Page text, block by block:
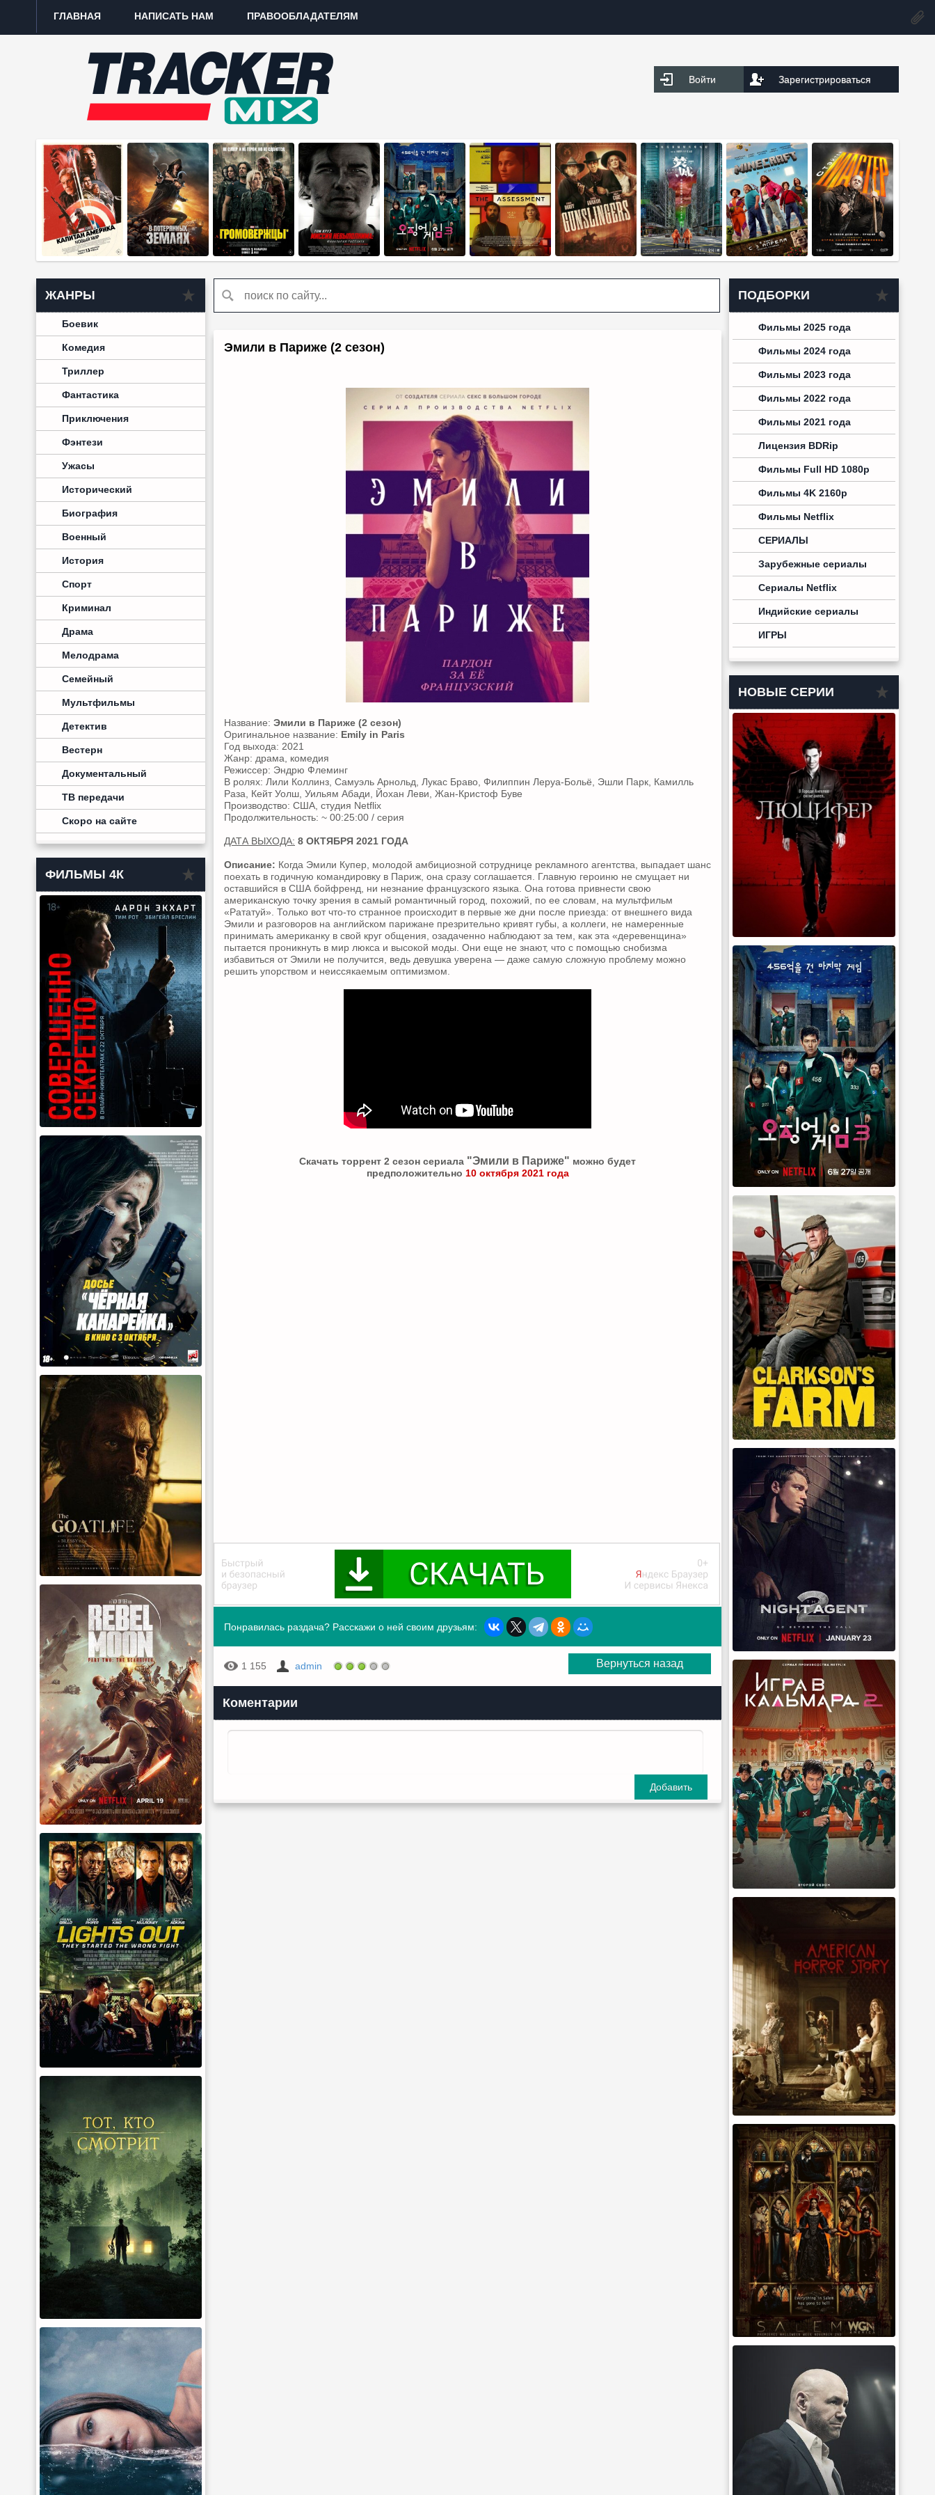
ГЛАВНАЯ НАПИСАТЬ НАМ ПРАВООБЛАДАТЕЛЯМ
Войти Зарегистрироваться
ЖАНРЫ
Боевик
Комедия
Триллер
Фантастика
Приключения
Фэнтези
Ужасы
Исторический
Биография
Военный
История
Спорт
Криминал
Драма
Мелодрама
Семейный
Мультфильмы
Детектив
Вестерн
Документальный
ТВ передачи
Скоро на сайте
ФИЛЬМЫ 4К
Эмили в Париже (2 сезон)
Название: Эмили в Париже (2 сезон)
Оригинальное название: Emily in Paris
Год выхода: 2021
Жанр: драма, комедия
Режиссер: Эндрю Флеминг
В ролях: Лили Коллинз, Самуэль Арнольд, Лукас Браво, Филиппин Леруа-Больё, Эшли Парк, Камилль
Раза, Кейт Уолш, Уильям Абади, Йохан Леви, Жан-Кристоф Буве
Производство: США, студия Netflix
Продолжительность: ~ 00:25:00 / серия
ДАТА ВЫХОДА: 8 ОКТЯБРЯ 2021 ГОДА
Описание: Когда Эмили Купер, молодой амбициозной сотруднице рекламного агентства, выпадает шанс
поехать в годичную командировку в Париж, она сразу соглашается. Главную героиню не смущает ни
оставшийся в США бойфренд, ни незнание французского языка. Она готова привнести свою
американскую точку зрения в самый романтичный город, похожий, по ее словам, на мультфильм
«Рататуй». Только вот что-то странное происходит в первые же дни после приезда: от внешнего вида
Эмили и разговоров на английском парижане презрительно кривят губы, а коллеги, не намеренные
принимать американку в свой круг общения, озадаченно наблюдают за тем, как эта «деревенщина»
пытается проникнуть в мир люкса и высокой моды. Они еще не знают, что с помощью снобизма
избавиться от Эмили не получится, ведь девушка уверена — даже самую сложную проблему можно
решить упорством и неиссякаемым оптимизмом.
Скачать торрент 2 сезон сериала "Эмили в Париже" можно будет
предположительно 10 октября 2021 года
Понравилась раздача? Расскажи о ней своим друзьям:
1 155 admin Вернуться назад
Коментарии
Добавить
ПОДБОРКИ
Фильмы 2025 года
Фильмы 2024 года
Фильмы 2023 года
Фильмы 2022 года
Фильмы 2021 года
Лицензия BDRip
Фильмы Full HD 1080p
Фильмы 4K 2160p
Фильмы Netflix
СЕРИАЛЫ
Зарубежные сериалы
Сериалы Netflix
Индийские сериалы
ИГРЫ
НОВЫЕ СЕРИИ